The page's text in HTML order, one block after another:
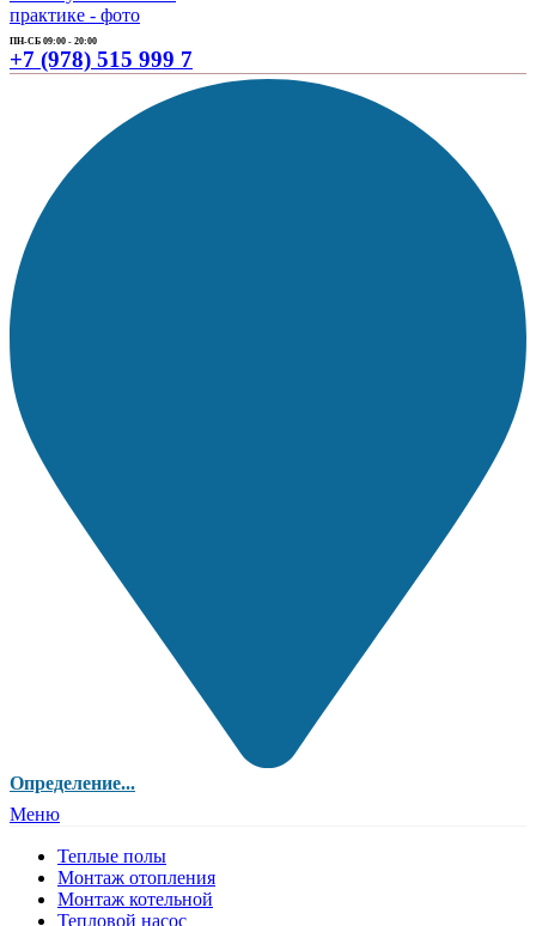
ПН-СБ 09:00 - 20:00
+7 (978) 515 999 7
Определение...
Меню
Теплые полы
Монтаж отопления
Монтаж котельной
Тепловой насос